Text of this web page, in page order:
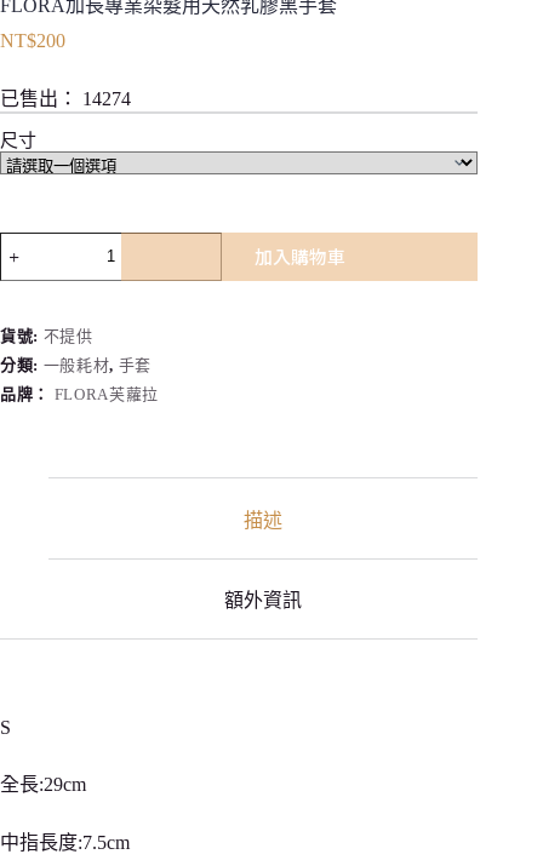
FLORA加長專業染髮用天然乳膠黑手套
NT$200
已售出： 14274
尺寸
加
業
染
髮
加入購物車
貨號: 不提供
分類: 一般耗材, 手套
品牌： FLORA芙蘿拉
描述
額外資訊
S
全長:29cm
中指長度:7.5cm